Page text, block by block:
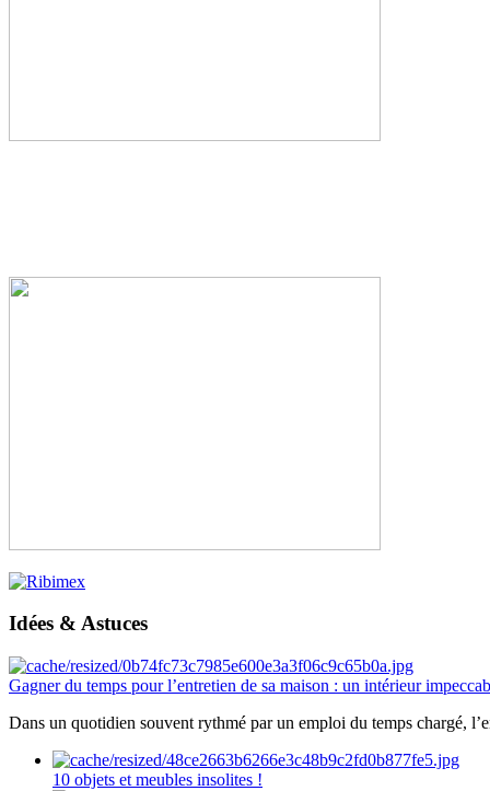
Idées & Astuces
Gagner du temps pour l’entretien de sa maison : un intérieur
Dans un quotidien souvent rythmé par un emploi du temps chargé,
10 objets et meubles insolites !